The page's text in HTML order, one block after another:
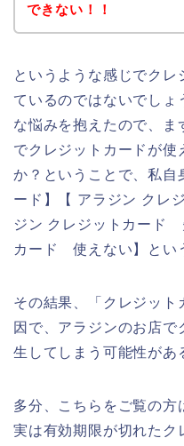
できない！！
というような感じでクレ
ているのではないでしょ
な悩みを抱えたので、ま
でクレジットカードが
か？ということで、私自
ード】【 アラジン クレ
ジン クレジットカード
カード 使えない】とい
その結果、「クレジット
因で、アラジンのお店で
生してしまう可能性があ
多分、こちらをご覧の方
実は有効期限が切れたク